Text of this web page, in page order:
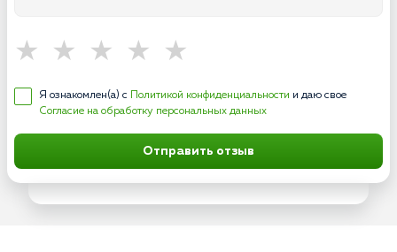
Я ознакомлен(а) с Политикой конфиденциальности и даю свое
Согласие на обработку персональных данных
Отправить отзыв